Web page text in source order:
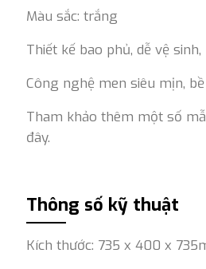
Màu sắc: trắng
Thiết kế bao phủ, dễ vệ
Công nghệ men siêu mịn,
Tham khảo thêm một số
đây.
Thông số kỹ thuật
Kích thước: 735 x 400 x